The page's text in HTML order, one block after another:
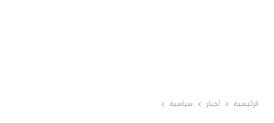
الرئيسية أخبار سياسية